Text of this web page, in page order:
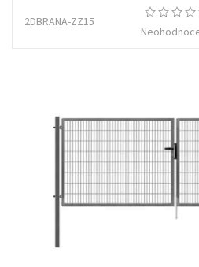
2DBRANA-ZZ15